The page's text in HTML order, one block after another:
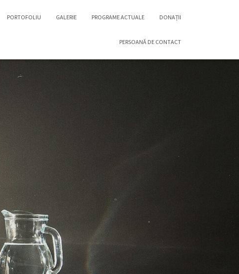
PORTOFOLIU GALERIE PROGRAME ACTUALE DONAȚII
PERSOANĂ DE CONTACT